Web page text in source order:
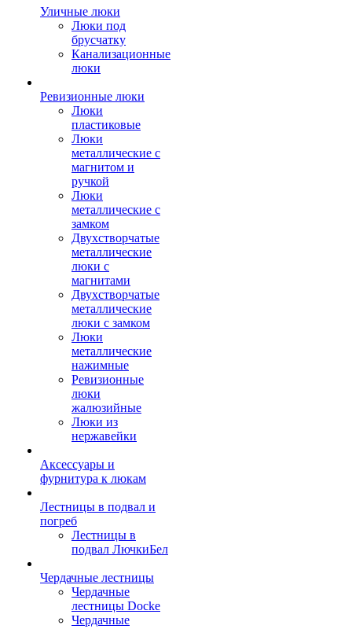
Уличные люки
Люки под
брусчатку
Канализационные
люки
Ревизионные люки
Люки
пластиковые
Люки
металлические с
магнитом и
ручкой
Люки
металлические с
замком
Двухстворчатые
металлические
люки с
магнитами
Двухстворчатые
металлические
люки с замком
Люки
металлические
нажимные
Ревизионные
люки
жалюзийные
Люки из
нержавейки
Аксессуары и
фурнитура к люкам
Лестницы в подвал и
погреб
Лестницы в
подвал ЛючкиБел
Чердачные лестницы
Чердачные
лестницы Docke
Чердачные